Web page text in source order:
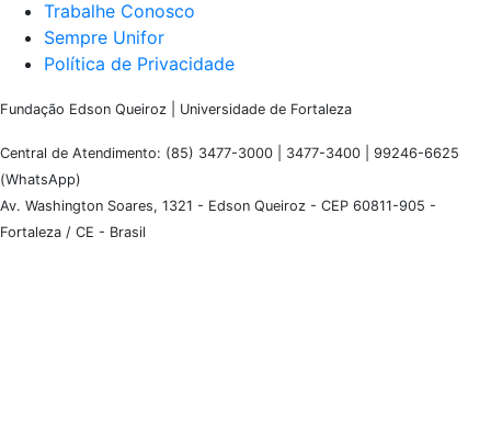
Trabalhe Conosco
Sempre Unifor
Política de Privacidade
Fundação Edson Queiroz | Universidade de Fortaleza
Central de Atendimento: (85) 3477-3000 | 3477-3400 | 99246-6625
(WhatsApp)
Av. Washington Soares, 1321 - Edson Queiroz - CEP 60811-905 -
Fortaleza / CE - Brasil